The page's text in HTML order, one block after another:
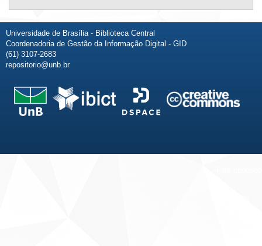
Universidade de Brasília - Biblioteca Central
Coordenadoria de Gestão da Informação Digital - GID
(61) 3107-2683
repositorio@unb.br